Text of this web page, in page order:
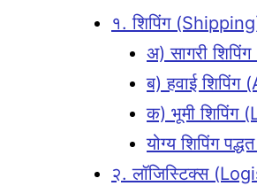
१. शिपिंग
अ) सागरी
ब) हवाई
क) भूमी शिपिंग
योग्य शिपिंग
२. लॉजिस्टिक्स